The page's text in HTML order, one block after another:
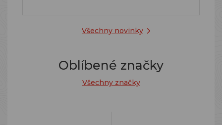
Všechny novinky
Oblíbené značky
Všechny značky